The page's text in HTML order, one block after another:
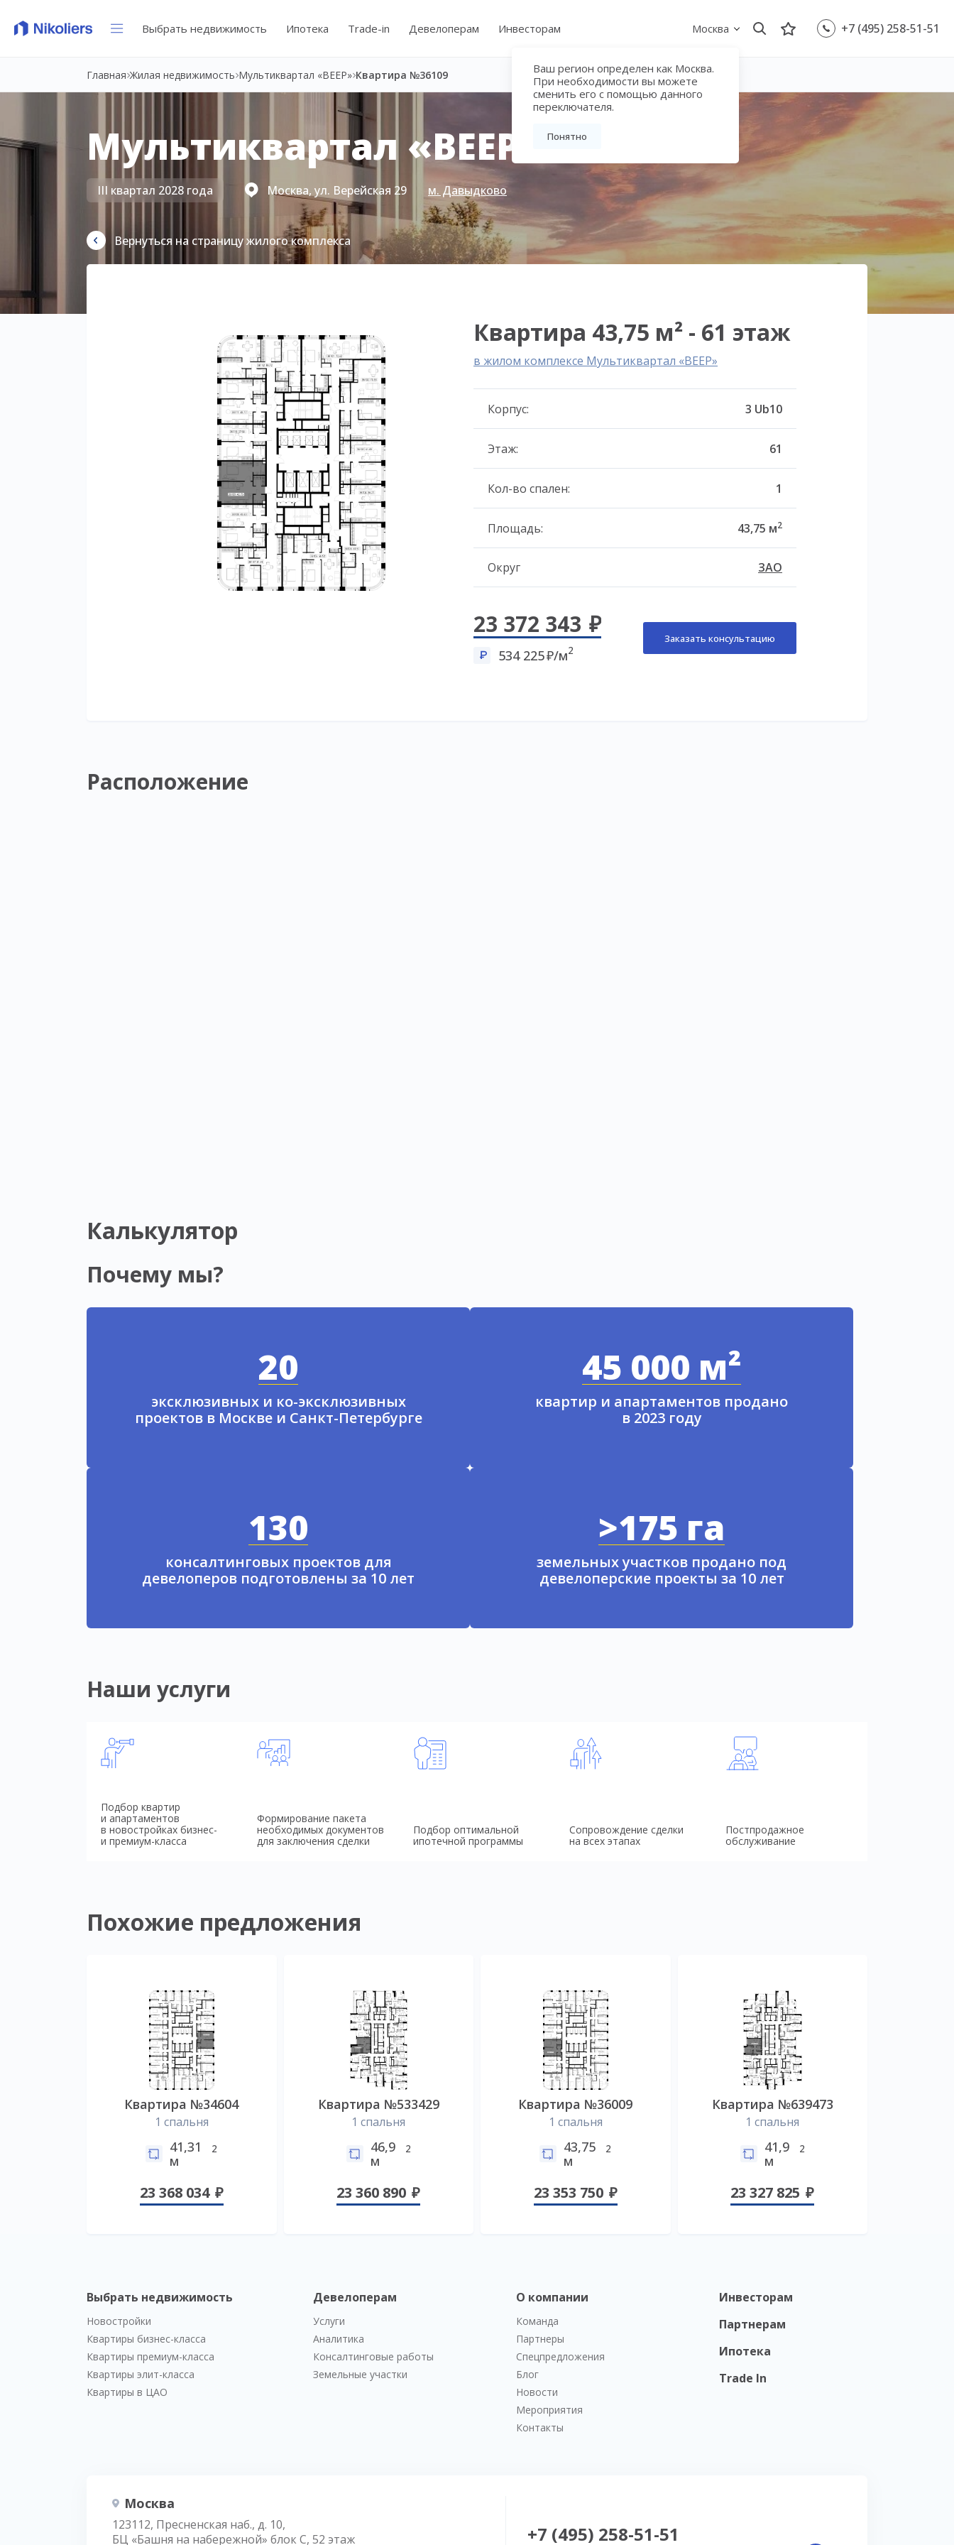
Выбрать недвижимость Ипотека Trade-in Девелоперам Инвесторам Москва
Ваш регион определен как Москва.
При необходимости вы можете
сменить его с помощью данного
переключателя.
Понятно
+7 (495) 258-51-51
Главная Жилая недвижимость Мультиквартал «ВЕЕР» Квартира №36109
Мультиквартал «ВЕЕР»
III квартал 2028 года Москва, ул. Верейская 29 м. Давыдково
Вернуться на страницу жилого комплекса
Квартира 43,75 м² - 61 этаж
в жилом комплексе Мультиквартал «ВЕЕР»
Корпус: 3 Ub10
Этаж: 61
Кол-во спален: 1
Площадь: 43,75 м2
Округ ЗАО
23 372 343
534 225 /м2
Заказать консультацию
Расположение
Калькулятор
Почему мы?
20
эксклюзивных и ко-эксклюзивных
проектов в Москве и Санкт-Петербурге
45 000 м²
квартир и апартаментов продано
в 2023 году
130
консалтинговых проектов для
девелоперов подготовлены за 10 лет
>175 га
земельных участков продано под
девелоперские проекты за 10 лет
Наши услуги
Подбор квартир
и апартаментов
в новостройках бизнес-
и премиум-класса
Формирование пакета
необходимых документов
для заключения сделки
Подбор оптимальной
ипотечной программы
Сопровождение сделки
на всех этапах
Постпродажное
обслуживание
Похожие предложения
Квартира №34604
1 спальня
41,31
м
2
23 368 034
Квартира №533429
1 спальня
46,9
м
2
23 360 890
Квартира №36009
1 спальня
43,75
м
2
23 353 750
Квартира №639473
1 спальня
41,9
м
2
23 327 825
Выбрать недвижимость
Новостройки
Квартиры бизнес-класса
Квартиры премиум-класса
Квартиры элит-класса
Квартиры в ЦАО
Девелоперам
Услуги
Аналитика
Консалтинговые работы
Земельные участки
О компании
Команда
Партнеры
Спецпредложения
Блог
Новости
Мероприятия
Контакты
Инвесторам
Партнерам
Ипотека
Trade In
Москва
123112, Пресненская наб., д. 10,
БЦ «Башня на набережной» блок С, 52 этаж
+7 (495) 258-51-51